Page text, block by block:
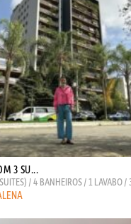
3 SU...
/ 4 BANHEIROS / 1 LAVABO /